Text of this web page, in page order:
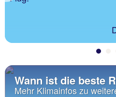
Wann ist die beste
Mehr Klimainfos zu